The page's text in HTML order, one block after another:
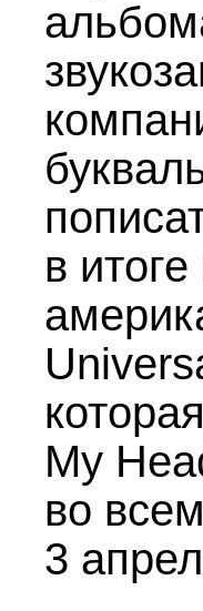
в
My
во
3